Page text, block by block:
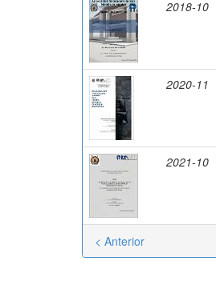
2018-10
2020-11
2021-10
< Anterior